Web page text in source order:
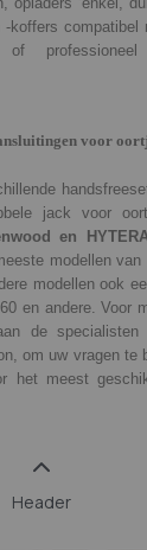
koffers compatibel
of
voor
jack voor
en
modellen van
modellen ook
en andere. Voor
de
om uw vragen te
het meest
Header